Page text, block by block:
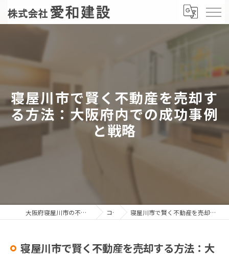
寝屋川市で賢く不動産を売却す
る方法：大阪府内での成功事例
と戦略
大阪府寝屋川市の不動産売却なら株式会社愛和建設 コラム 寝屋川市で賢く不動産を売却する方法：大阪府内での成功事例と戦略
寝屋川市で賢く不動産を売却する方法：大